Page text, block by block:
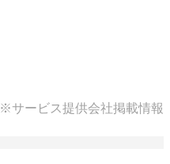
※サービス提供会社掲載情報